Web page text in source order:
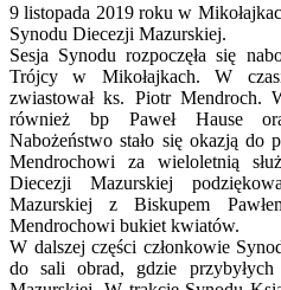
9 listopada 2019 roku w
Synodu Diecezji Mazurskiej.
Sesja Synodu rozpoczęła się
Trójcy w Mikołajkach. W
zwiastował ks. Piotr Mendroch.
również bp Paweł Hause
Nabożeństwo stało się okazją do
Mendrochowi za wieloletnią
Diecezji Mazurskiej
Mazurskiej z Biskupem
Mendrochowi bukiet kwiatów.
W dalszej części członkowie
do sali obrad, gdzie